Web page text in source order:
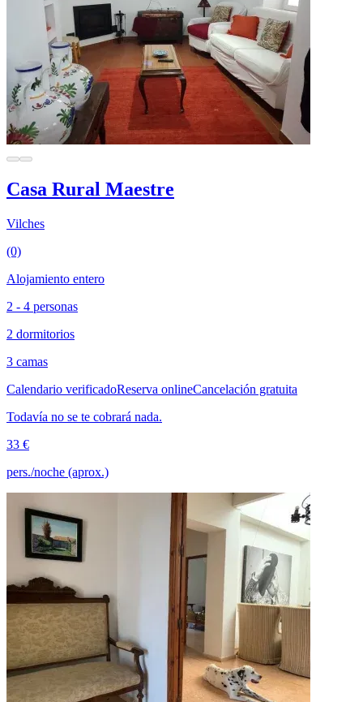
Casa Rural Maestre
Vilches
(0)
Alojamiento entero
2 - 4 personas
2 dormitorios
3 camas
Calendario verificadoReserva onlineCancelación gratuita
Todavía no se te cobrará nada.
33 €
pers./noche (aprox.)